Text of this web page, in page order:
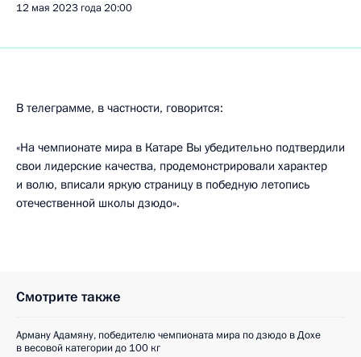
12 мая 2023 года20:00
В телеграмме, в частности, говорится:
«На чемпионате мира в Катаре Вы убедительно подтвердили
свои лидерские качества, продемонстрировали характер
и волю, вписали яркую страницу в победную летопись
отечественной школы дзюдо».
Смотрите также
Арману Адамяну, победителю чемпионата мира по дзюдо в Дохе
в весовой категории до 100 кг